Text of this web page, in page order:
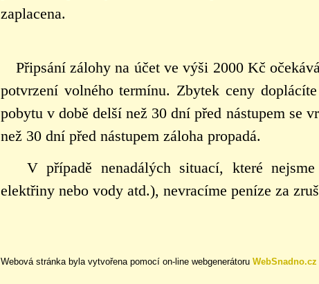
zaplacena.
Připsání zálohy na účet ve výši 2000 Kč
potvrzení volného termínu. Zbytek ceny
pobytu v době delší než 30 dní před nástupem se
než 30 dní před nástupem záloha propadá.
V případě nenadálých situací, které
elektřiny nebo vody atd.), nevracíme peníze za
Webová stránka byla vytvořena pomocí on-line webgenerátoru WebSnadno.cz